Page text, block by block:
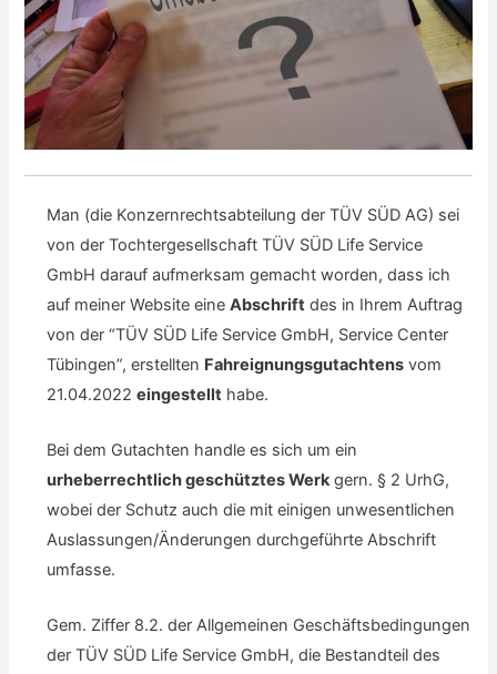
Man (die Konzernrechtsabteilung der TÜV SÜD AG) sei
von der Tochtergesellschaft TÜV SÜD Life Service
GmbH darauf aufmerksam gemacht worden, dass ich
auf meiner Website eineAbschrift des in Ihrem Auftrag
von der “TÜV SÜD Life Service GmbH, Service Center
Tübingen”, erstellten Fahreignungsgutachtens vom
21.04.2022eingestellt habe.
Bei dem Gutachten handle es sich um ein
urheberrechtlich geschütztes Werkgern. § 2 UrhG,
wobei der Schutz auch die mit einigen unwesentlichen
Auslassungen/Änderungen durchgeführte Abschrift
umfasse.
Gem. Ziffer 8.2. der Allgemeinen Geschäftsbedingungen
der TÜV SÜD Life Service GmbH, die Bestandteil des